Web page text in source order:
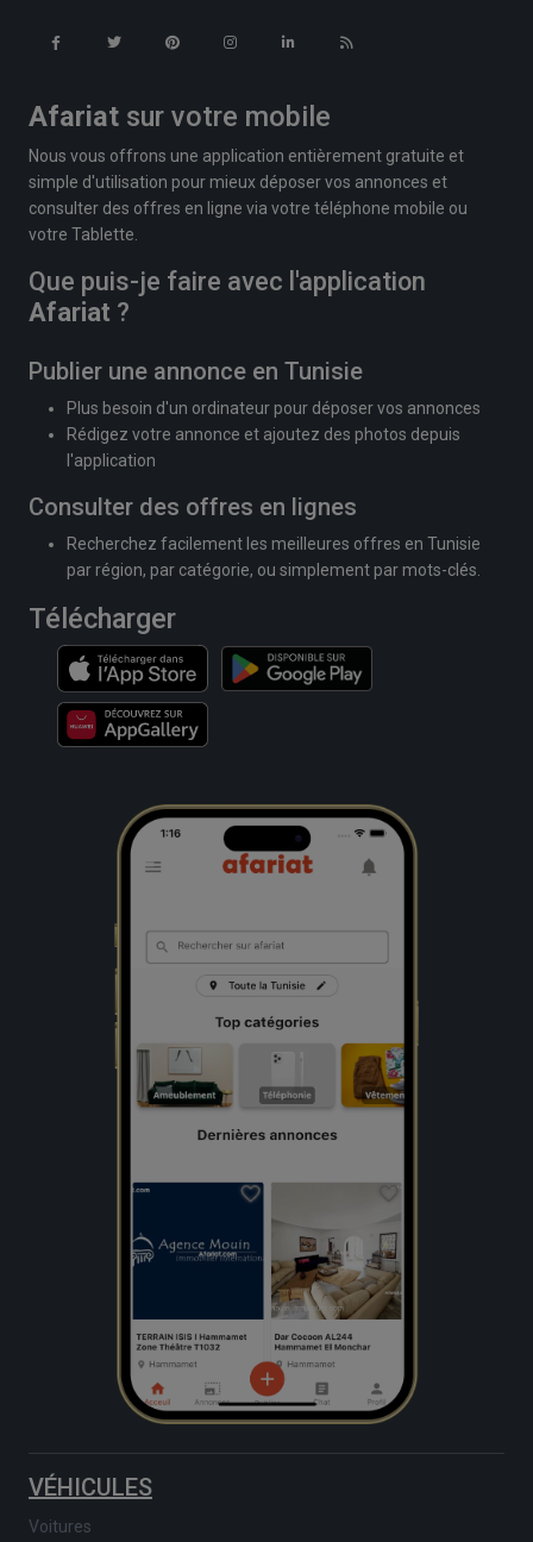
Afariat sur votre mobile
Nous vous offrons une application entièrement gratuite et
simple d'utilisation pour mieux déposer vos annonces et
consulter des offres en ligne via votre téléphone mobile ou
votre Tablette.
Que puis-je faire avec l'application
Afariat ?
Publier une annonce en Tunisie
Plus besoin d'un ordinateur pour déposer vos annonces
Rédigez votre annonce et ajoutez des photos depuis
l'application
Consulter des offres en lignes
Recherchez facilement les meilleures offres en Tunisie
par région, par catégorie, ou simplement par mots-clés.
Télécharger
VÉHICULES
Voitures